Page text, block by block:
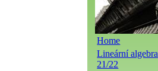
Home
Lineární algebra
21/22